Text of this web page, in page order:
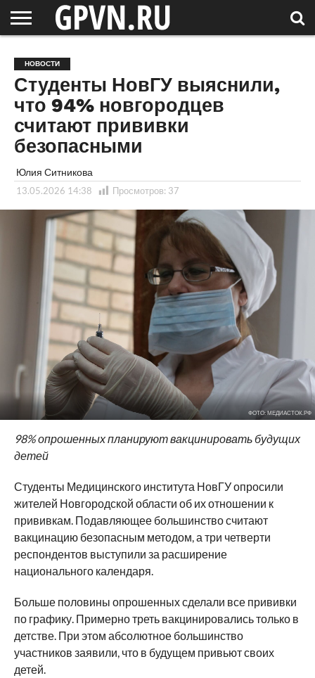
ОБЛАСТЬ
НОВОСТИ
СОСЕДЕЙ
РОССИЯ
/ МИР
СПЕЦПРОЕКТЫ
БЛОГ
СТАТЬИ
ФОТОРЕПОРТАЖИ
ИНТЕРВЬЮ
ОБЪЕКТЫ
ПОДБОРКИ
НОВОСТИ
Студенты НовГУ выяснили,
что 94% новгородцев
считают прививки
безопасными
Юлия Ситникова
13.05.2026 14:38 Просмотров: 37
ФОТО: МЕДИАСТОК.РФ
98% опрошенных планируют вакцинировать будущих
детей
Студенты Медицинского института НовГУ опросили
жителей Новгородской области об их отношении к
прививкам. Подавляющее большинство считают
вакцинацию безопасным методом, а три четверти
респондентов выступили за расширение
национального календаря.
Больше половины опрошенных сделали все прививки
по графику. Примерно треть вакцинировались только в
детстве. При этом абсолютное большинство
участников заявили, что в будущем привьют своих
детей.